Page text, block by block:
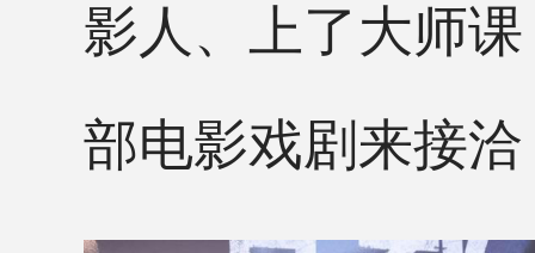
影人、上了大师
部电影戏剧来接